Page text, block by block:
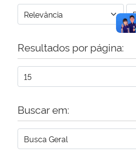
Banco Central do Brasil
PlanaltoResultados por página:
Buscar em: